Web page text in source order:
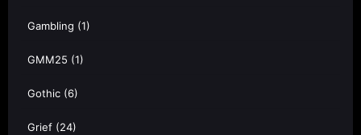
Gambling (1)
GMM25 (1)
Gothic (6)
Grief (24)